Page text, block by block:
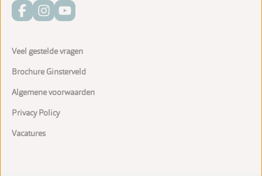
Veel gestelde vragen
Brochure Ginsterveld
Algemene voorwaarden
Privacy Policy
Vacatures